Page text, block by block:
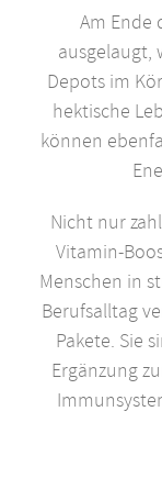
Am Ende
ausgelaugt,
Depots im
hektische
können
Nicht nur
Vitamin-
Menschen in
Berufsalltag
Pakete. Sie
Ergänzung